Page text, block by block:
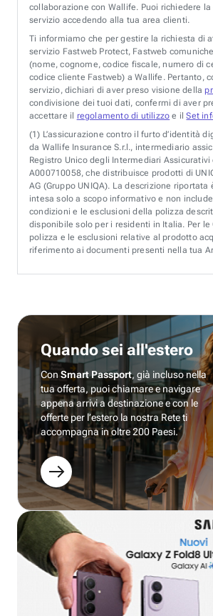
collaborazione con Wallife. Puoi richiedere
servizio accedendo alla tua area clienti.
Ti informiamo che per gestire la richiesta di
servizio Fastweb Protect, Fastweb
(nome, cognome, codice fiscale, numero di
codice cliente Fastweb) a Wallife. Pertanto,
servizio, dichiari di aver preso visione della
condivisione dei tuoi dati, confermi di aver
accettare il regolamento di utilizzo e ilSet
(1) L’assicurazione contro il furto d’identità
da Wallife Insurance S.r.l., intermediario
Registro Unico degli Intermediari Assicurativi
A000710058, che distribuisce prodotti di
AG (Gruppo UNIQA). La descrizione riportata
intesa solo a scopo informativo e non
condizioni e le esclusioni della polizza
disponibile solo per i residenti in Italia. Per le
polizza e le esclusioni relative al prodotto
riferimento ai documenti presenti nella tua
Quando sei all'estero
ConSmart Passport, già incluso nella
tua offerta, puoi chiamare e navigare
appena arrivi a destinazione e con le
offerte per l’estero la nostra Rete ti
accompagna in oltre 200 Paesi.